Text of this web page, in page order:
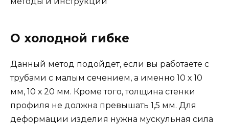
О холодной гибке
Данный метод подойдет, если вы работаете с
трубами с малым сечением, а именно 10 х 10
мм, 10 х 20 мм. Кроме того, толщина стенки
профиля не должна превышать 1,5 мм. Для
деформации изделия нужна мускульная сила